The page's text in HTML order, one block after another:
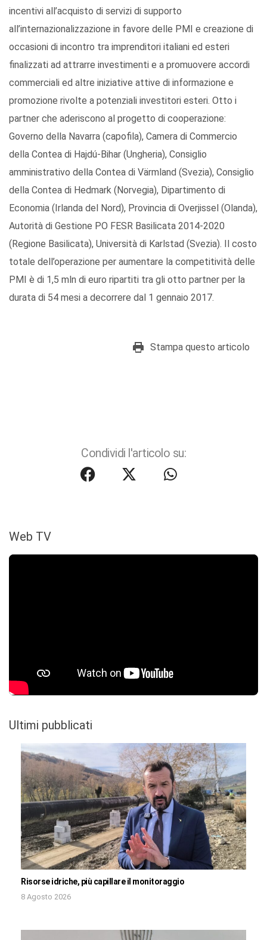
incentivi all’acquisto di servizi di supporto
all’internazionalizzazione in favore delle PMI e creazione di
occasioni di incontro tra imprenditori italiani ed esteri
finalizzati ad attrarre investimenti e a promuovere accordi
commerciali ed altre iniziative attive di informazione e
promozione rivolte a potenziali investitori esteri. Otto i
partner che aderiscono al progetto di cooperazione:
Governo della Navarra (capofila), Camera di Commercio
della Contea di Hajdú-Bihar (Ungheria), Consiglio
amministrativo della Contea di Värmland (Svezia), Consiglio
della Contea di Hedmark (Norvegia), Dipartimento di
Economia (Irlanda del Nord), Provincia di Overjissel (Olanda),
Autorità di Gestione PO FESR Basilicata 2014-2020
(Regione Basilicata), Università di Karlstad (Svezia). Il costo
totale dell’operazione per aumentare la competitività delle
PMI è di 1,5 mln di euro ripartiti tra gli otto partner per la
durata di 54 mesi a decorrere dal 1 gennaio 2017.
Stampa questo articolo
Condividi l'articolo su:
Web TV
Ultimi pubblicati
Risorse idriche, più capillare il monitoraggio
8 Agosto 2026